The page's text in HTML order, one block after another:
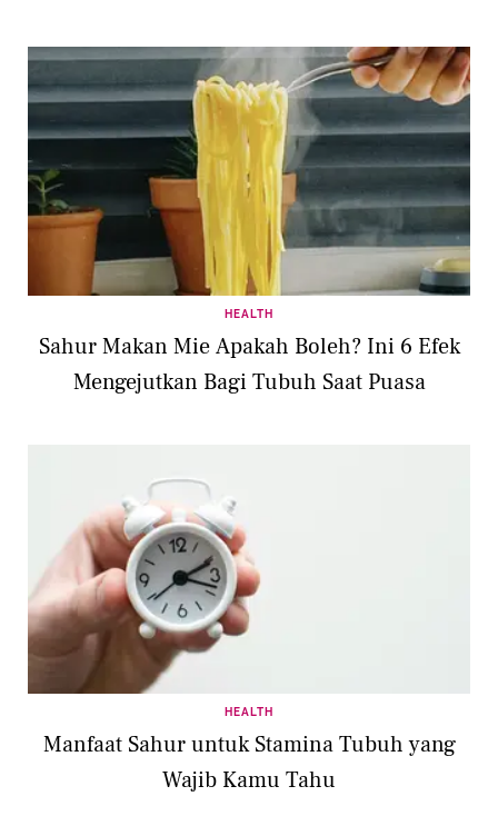
HEALTH
Sahur Makan Mie Apakah Boleh? Ini 6 Efek
Mengejutkan Bagi Tubuh Saat Puasa
HEALTH
Manfaat Sahur untuk Stamina Tubuh yang
Wajib Kamu Tahu